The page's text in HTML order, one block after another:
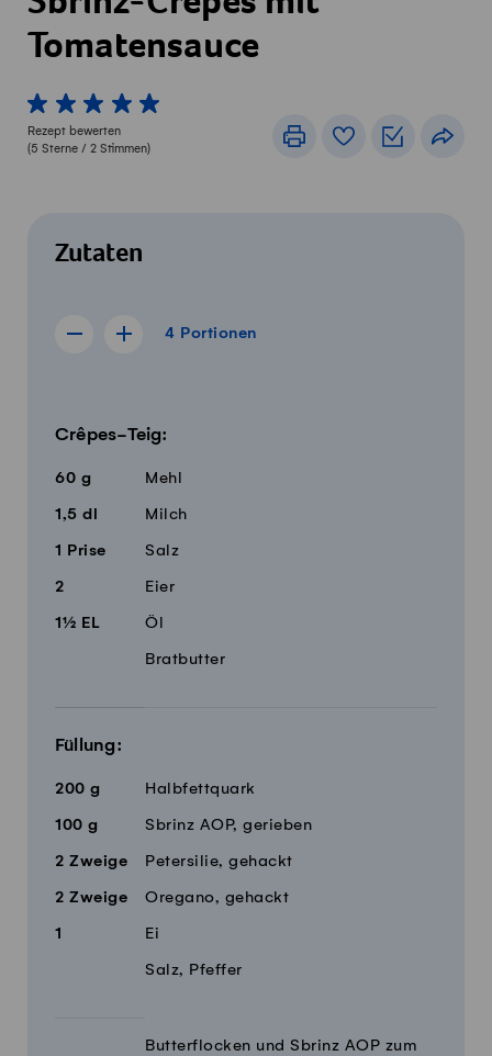
Tomatensauce
1 von 5 Sterne
2 von 5 Sterne
3 von 5 Sterne
4 von 5 Sterne
5 von 5 Sterne
Rezept bewerten
(5 Sterne / 2 Stimmen)
DruckenRezeptbuch
Zutaten
4 Portionen
Rezept für 3 Portionen anzeigen
Rezept für 5 Portionen anzeigen
4 Portionen
Crêpes-Teig:
60 g Mehl
1,5 dl Milch
1 Prise Salz
2 Eier
1½ EL Öl
Bratbutter
Füllung:
200 g Halbfettquark
100 g Sbrinz AOP, gerieben
2 Zweige Petersilie, gehackt
2 Zweige Oregano, gehackt
1 Ei
Salz, Pfeffer
Butterflocken und Sbrinz AOP zum